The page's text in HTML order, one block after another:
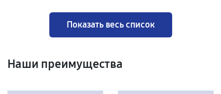
Показать весь список
Наши преимущества